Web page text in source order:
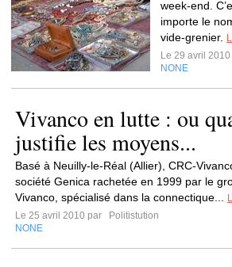
week-end.
importe le
vide-grenier.
Le 29 avril
NONE
Vivanco en lutte : ou
justifie les moyens...
Basé à Neuilly-le-Réal (Allier), CRC-
société Genica rachetée en 1999 par le
Vivanco, spécialisé dans la connectique...
Le 25 avril 2010 par
Politistution
NONE